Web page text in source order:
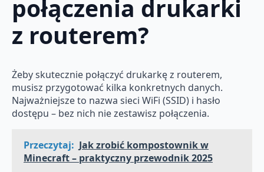
połączenia drukarki
z routerem?
Żeby skutecznie połączyć drukarkę z routerem,
musisz przygotować kilka konkretnych danych.
Najważniejsze to nazwa sieci WiFi (SSID) i hasło
dostępu – bez nich nie zestawisz połączenia.
Przeczytaj: Jak zrobić kompostownik w
Minecraft – praktyczny przewodnik 2025